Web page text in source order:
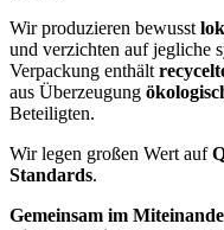
Wir produzieren bewusst
und verzichten auf jegliche
Verpackung enthält
aus Überzeugung
Beteiligten.
Wir legen großen Wert auf
Standards.
Gemeinsam im